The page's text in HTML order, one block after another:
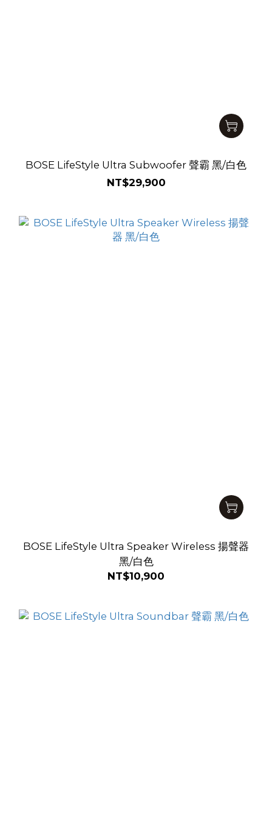
BOSE LifeStyle Ultra Subwoofer 聲霸 黑/白色
NT$29,900
BOSE LifeStyle Ultra Speaker Wireless 揚聲器
黑/白色
NT$10,900